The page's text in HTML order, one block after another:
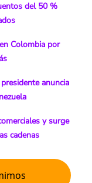
del 50 %
Colombia por
anuncia
y surge
cadenas